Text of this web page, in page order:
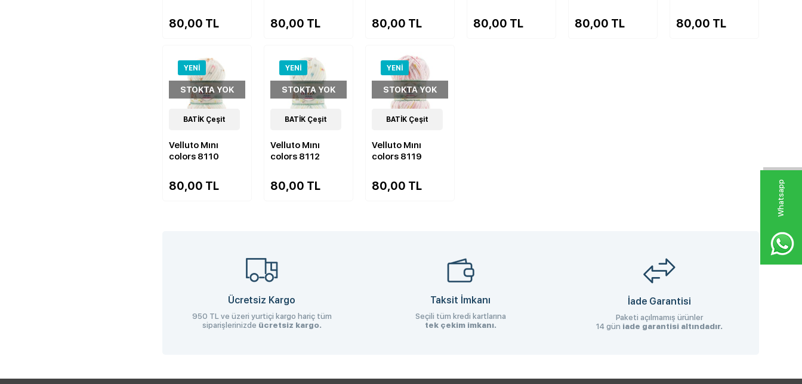
W
h
a
s
p
p
D
e
s
e
H
a
t
t
80,00 TL 80,00 TL 80,00 TL 80,00 TL 80,00 TL 80,00 TL
YENI
9Çeşit
STOKTA YOK
BATİK Çeşit
Velluto Mını
colors 8110
80,00 TL
YENI
9Çeşit
STOKTA YOK
BATİK Çeşit
Velluto Mını
colors 8112
80,00 TL
YENI
9Çeşit
STOKTA YOK
BATİK Çeşit
Velluto Mını
colors 8119
80,00 TL
Ücretsiz Kargo
950 TL ve üzeri yurtiçi kargo hariç tüm
siparişlerinizde ücretsiz kargo.
Taksit İmkanı
Seçili tüm kredi kartlarına
tek çekim imkanı.
İade Garantisi
Paketi açılmamış ürünler
14 gün iade garantisi altındadır.